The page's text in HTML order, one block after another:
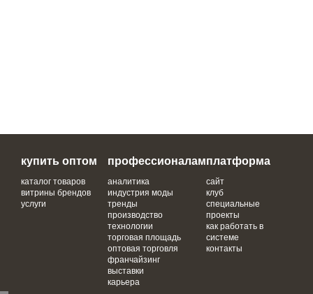
купить оптом
каталог товаров
витрины брендов
услуги
профессионалам
аналитика
индустрия моды
тренды
производство
технологии
торговая площадь
оптовая торговля
франчайзинг
выставки
карьера
платформа
сайт
клуб
специальные
проекты
как работать в
системе
контакты